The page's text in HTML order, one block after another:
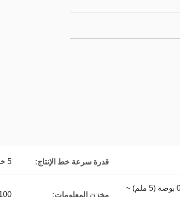
قدرة سرعة خط الإنتاج: 5 خطوط بسرعة تصل إلى 278.6 متر في الدقيقة
0.472 بوصة (12 ملم)، النطاق: 0.197 بوصة (5 ملم) ~
مخزن المعلومات: 100 رسالة معقدة أو